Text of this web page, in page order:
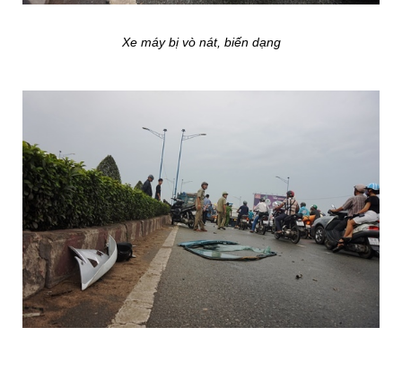
Xe máy bị vò nát, biến dạng